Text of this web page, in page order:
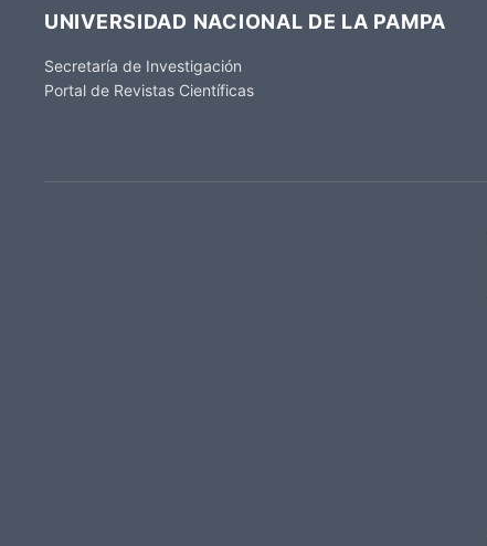
UNIVERSIDAD NACIONAL DE LA PAMPA
Secretaría de Investigación
Portal de Revistas Científicas